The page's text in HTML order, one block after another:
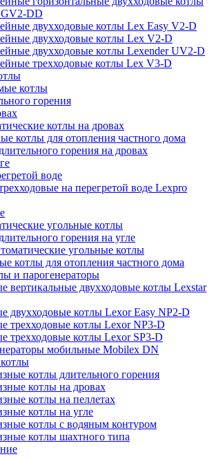
DD
двухходовые котлы Lex Easy V2-D
двухходовые котлы Lex V2-D
двухходовые котлы Lexender UV2-D
трехходовые котлы Lex V3-D
котлы
горения
котлы на дровах
котлы для отопления частного дома
горения на дровах
воде
на перегретой воде Lexpro
угольные котлы
горения на угле
угольные котлы
котлы для отопления частного дома
и парогенераторы
вертикальные двухходовые котлы Lexstar
двухходовые котлы Lexor Easy NP2-D
трехходовые котлы Lexor NP3-D
трехходовые котлы Lexor SP3-D
мобильные Mobilex DN
котлы длительного горения
котлы на дровах
котлы на пеллетах
котлы на угле
котлы с водяным контуром
котлы шахтного типа